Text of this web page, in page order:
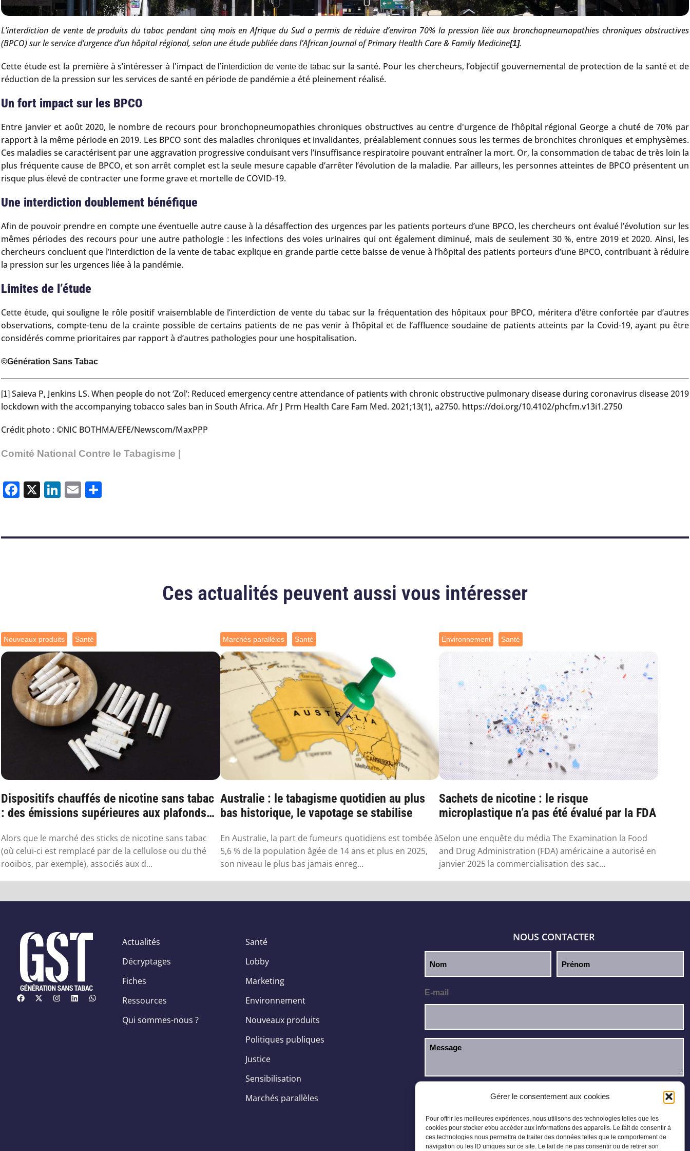
Gérer le consentement aux cookies
Pour offrir les meilleures expériences, nous utilisons des technologies telles que les
cookies pour stocker et/ou accéder aux informations des appareils. Le fait de consentir à
ces technologies nous permettra de traiter des données telles que le comportement de
navigation ou les ID uniques sur ce site. Le fait de ne pas consentir ou de retirer son
L’interdiction de vente de produits du tabac pendant cinq mois en Afrique du Sud a permis de réduire d’environ 70% la pression liée aux bronchopneumopathies chroniques obstructives
(BPCO) sur le service d’urgence d’un hôpital régional, selon une étude publiée dans l’African Journal of Primary Health Care & Family Medicine[1].
Cette étude est la première à s’intéresser à l'impact de l’interdiction de vente de tabac sur la santé. Pour les chercheurs, l’objectif gouvernemental de protection de la santé et de
réduction de la pression sur les services de santé en période de pandémie a été pleinement réalisé.
Un fort impact sur les BPCO
Entre janvier et août 2020, le nombre de recours pour bronchopneumopathies chroniques obstructives au centre d'urgence de l’hôpital régional George a chuté de 70% par
rapport à la même période en 2019. Les BPCO sont des maladies chroniques et invalidantes, préalablement connues sous les termes de bronchites chroniques et emphysèmes.
Ces maladies se caractérisent par une aggravation progressive conduisant vers l’insuffisance respiratoire pouvant entraîner la mort. Or, la consommation de tabac de très loin la
plus fréquente cause de BPCO, et son arrêt complet est la seule mesure capable d’arrêter l’évolution de la maladie. Par ailleurs, les personnes atteintes de BPCO présentent un
risque plus élevé de contracter une forme grave et mortelle de COVID-19.
Une interdiction doublement bénéfique
Afin de pouvoir prendre en compte une éventuelle autre cause à la désaffection des urgences par les patients porteurs d’une BPCO, les chercheurs ont évalué l’évolution sur les
mêmes périodes des recours pour une autre pathologie : les infections des voies urinaires qui ont également diminué, mais de seulement 30 %, entre 2019 et 2020. Ainsi, les
chercheurs concluent que l’interdiction de la vente de tabac explique en grande partie cette baisse de venue à l’hôpital des patients porteurs d’une BPCO, contribuant à réduire
la pression sur les urgences liée à la pandémie.
Limites de l’étude
Cette étude, qui souligne le rôle positif vraisemblable de l’interdiction de vente du tabac sur la fréquentation des hôpitaux pour BPCO, méritera d’être confortée par d’autres
observations, compte-tenu de la crainte possible de certains patients de ne pas venir à l’hôpital et de l’affluence soudaine de patients atteints par la Covid-19, ayant pu être
considérés comme prioritaires par rapport à d’autres pathologies pour une hospitalisation.
©Génération Sans Tabac
[1] Saieva P, Jenkins LS. When people do not ‘Zol’: Reduced emergency centre attendance of patients with chronic obstructive pulmonary disease during coronavirus disease 2019
lockdown with the accompanying tobacco sales ban in South Africa. Afr J Prm Health Care Fam Med. 2021;13(1), a2750. https://doi.org/10.4102/phcfm.v13i1.2750
Crédit photo : ©NIC BOTHMA/EFE/Newscom/MaxPPP
Comité National Contre le Tabagisme |
Facebook
X LinkedIn
Email
Ces actualités peuvent aussi vous intéresser
Nouveaux produits Santé
Dispositifs chauffés de nicotine sans tabac
: des émissions supérieures aux plafonds
Alors que le marché des sticks de nicotine sans tabac
(où celui-ci est remplacé par de la cellulose ou du thé
rooibos, par exemple), associés aux d...
Marchés parallèles Santé
Australie : le tabagisme quotidien au plus
bas historique, le vapotage se stabilise
En Australie, la part de fumeurs quotidiens est tombée à
5,6 % de la population âgée de 14 ans et plus en 2025,
son niveau le plus bas jamais enreg...
Environnement Santé
Sachets de nicotine : le risque
microplastique n’a pas été évalué par la FDA
Selon une enquête du média The Examination la Food
and Drug Administration (FDA) américaine a autorisé en
janvier 2025 la commercialisation des sac...
Actualités
Décryptages
Fiches
Ressources
Qui sommes-nous ?
Santé
Lobby
Marketing
Environnement
Nouveaux produits
Politiques publiques
Justice
Sensibilisation
Marchés parallèles
NOUS CONTACTER
E-mail
J’ai lu et j’accepte lapolitique de confidentialité